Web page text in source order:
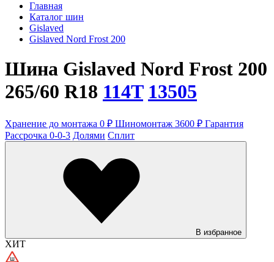
Главная
Каталог шин
Gislaved
Gislaved Nord Frost 200
Шина Gislaved Nord Frost 200
265/60 R18 114T 13505
Хранение до монтажа 0 ₽ Шиномонтаж 3600 ₽ Гарантия
Рассрочка 0-0-3 Долями Сплит
В избранное
ХИТ